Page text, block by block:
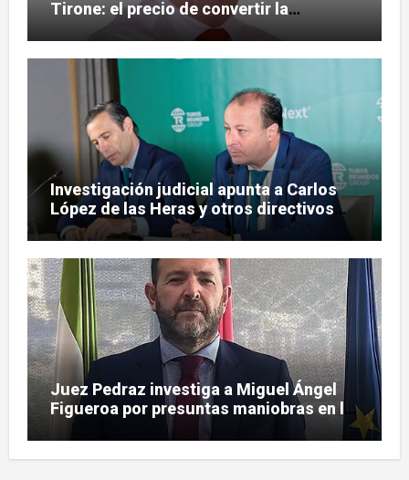
Tirone: el precio de convertir la
comunicación en arma
Investigación judicial apunta a Carlos
López de las Heras y otros directivos
por irregularidades en el rescate de
Tubos Reunidos
Juez Pedraz investiga a Miguel Ángel
Figueroa por presuntas maniobras en la
pieza SEPI